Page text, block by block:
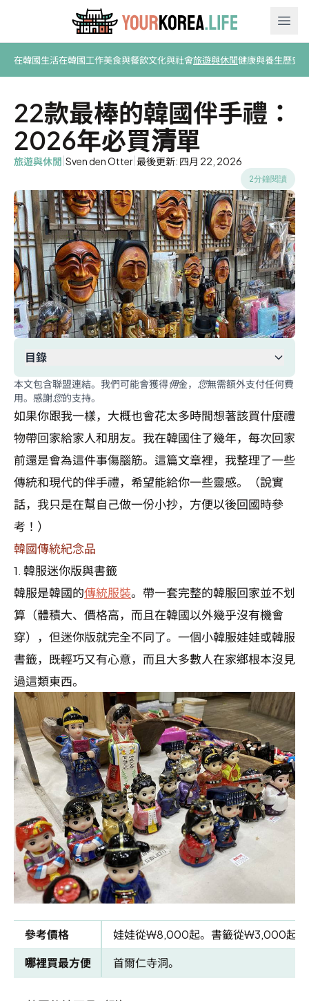
在韓國生活在韓國工作美食與餐飲文化與社會旅遊與休閒健康與養生歷史
22款最棒的韓國伴手禮：
2026年必買清單
旅遊與休閒|Sven den Otter|最後更新: 四月 22, 2026
2分鐘閱讀
目錄
本文包含聯盟連結。我們可能會獲得佣金，您無需額外支付任何費
用。感謝您的支持。
如果你跟我一樣，大概也會花太多時間想著該買什麼禮
物帶回家給家人和朋友。我在韓國住了幾年，每次回家
前還是會為這件事傷腦筋。這篇文章裡，我整理了一些
傳統和現代的伴手禮，希望能給你一些靈感。（說實
話，我只是在幫自己做一份小抄，方便以後回國時參
考！）
韓國傳統紀念品
1. 韓服迷你版與書籤
韓服是韓國的傳統服裝。帶一套完整的韓服回家並不划
算（體積大、價格高，而且在韓國以外幾乎沒有機會
穿），但迷你版就完全不同了。一個小韓服娃娃或韓服
書籤，既輕巧又有心意，而且大多數人在家鄉根本沒見
過這類東西。
參考價格
娃娃從₩8,000起。書籤從₩3,000起。
哪裡買最方便
首爾仁寺洞。